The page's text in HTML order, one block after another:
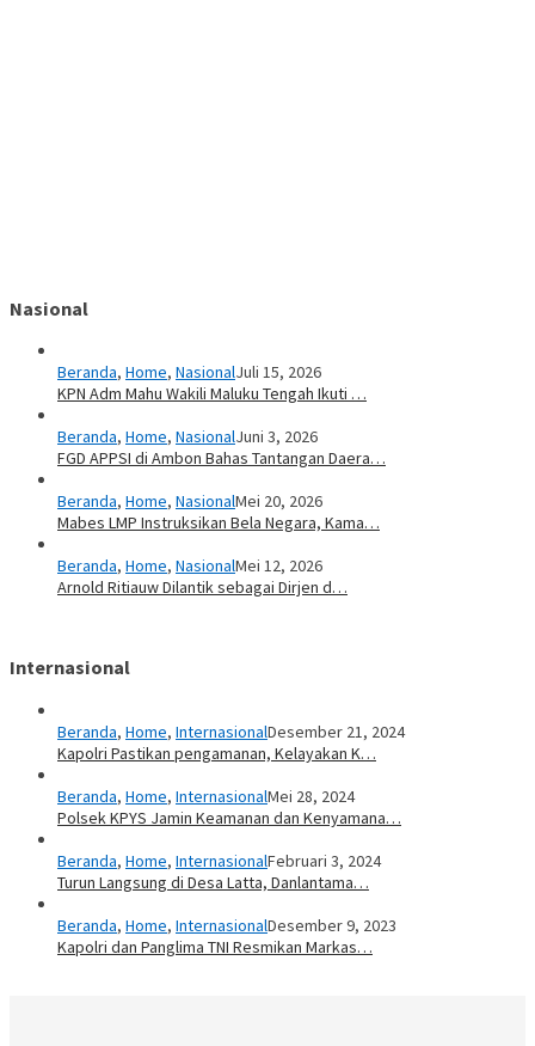
Nasional
Beranda, Home, NasionalJuli 15, 2026
KPN Adm Mahu Wakili Maluku Tengah Ikuti …
Beranda, Home, NasionalJuni 3, 2026
FGD APPSI di Ambon Bahas Tantangan Daera…
Beranda, Home, NasionalMei 20, 2026
Mabes LMP Instruksikan Bela Negara, Kama…
Beranda, Home, NasionalMei 12, 2026
Arnold Ritiauw Dilantik sebagai Dirjen d…
Internasional
Beranda, Home, InternasionalDesember 21, 2024
Kapolri Pastikan pengamanan, Kelayakan K…
Beranda, Home, InternasionalMei 28, 2024
Polsek KPYS Jamin Keamanan dan Kenyamana…
Beranda, Home, InternasionalFebruari 3, 2024
Turun Langsung di Desa Latta, Danlantama…
Beranda, Home, InternasionalDesember 9, 2023
Kapolri dan Panglima TNI Resmikan Markas…